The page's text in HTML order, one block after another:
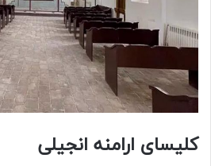
کلیسای ارامنه انجیلی